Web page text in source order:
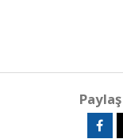
Paylaş